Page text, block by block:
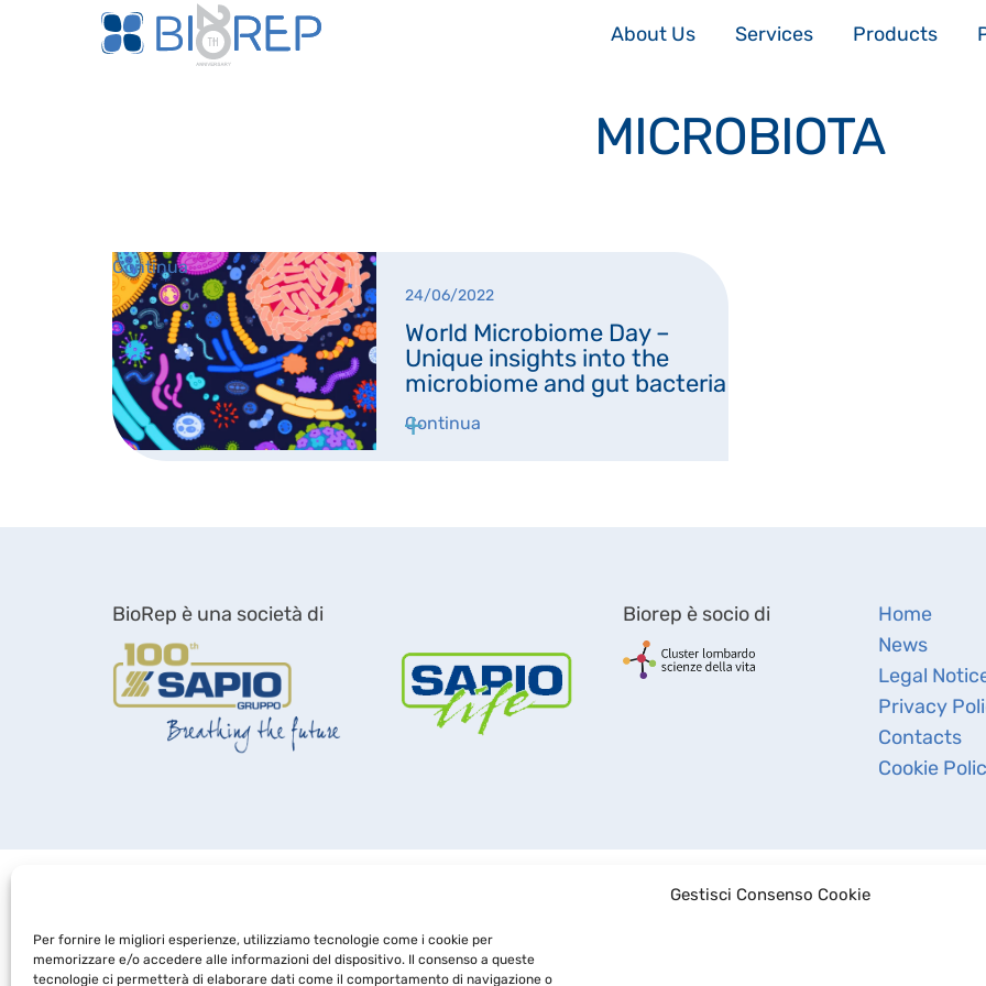
Gestisci Consenso Cookie
Per fornire le migliori esperienze, utilizziamo tecnologie come i cookie per
memorizzare e/o accedere alle informazioni del dispositivo. Il consenso a queste
tecnologie ci permetterà di elaborare dati come il comportamento di navigazione o
About Us Services Products
MICROBIOTA
Continua
24/06/2022
World Microbiome Day –
Unique insights into the
microbiome and gut bacteria
Continua
BioRep è una società di Biorep è socio di
Home
News
Legal
Privacy
Contacts
Cookie